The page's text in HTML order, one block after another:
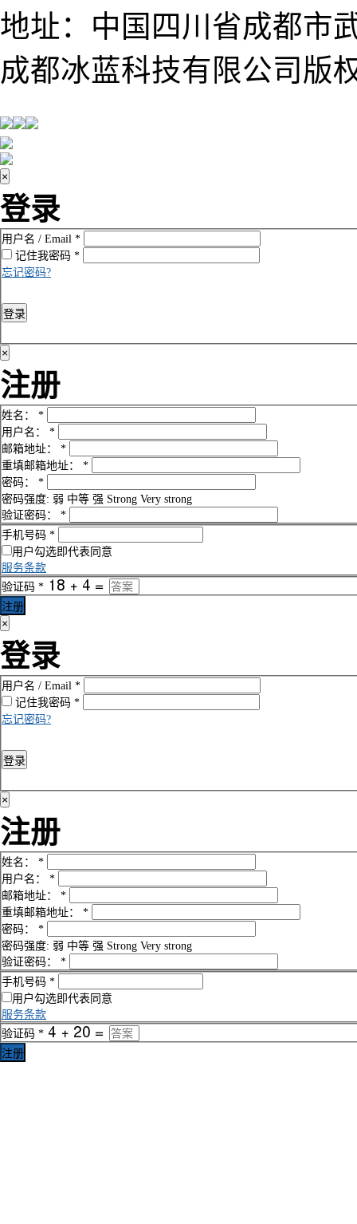
地址：中国四川省成都市
成都冰蓝科技有限公司版
×
登录
用户名 / Email *
密码 *
记住我
忘记密码?
登录
×
注册
姓名：
*
用户名：
*
邮箱地址：
*
重填邮箱地址：
*
密码：
*
密码强度: 弱 中等 强 Strong Very strong
验证密码：
*
手机号码 *
用户勾选即代表同意
服务条款
验证码 *
注册
×
登录
用户名 / Email *
密码 *
记住我
忘记密码?
登录
×
注册
姓名：
*
用户名：
*
邮箱地址：
*
重填邮箱地址：
*
密码：
*
密码强度: 弱 中等 强 Strong Very strong
验证密码：
*
手机号码 *
用户勾选即代表同意
服务条款
验证码 *
注册